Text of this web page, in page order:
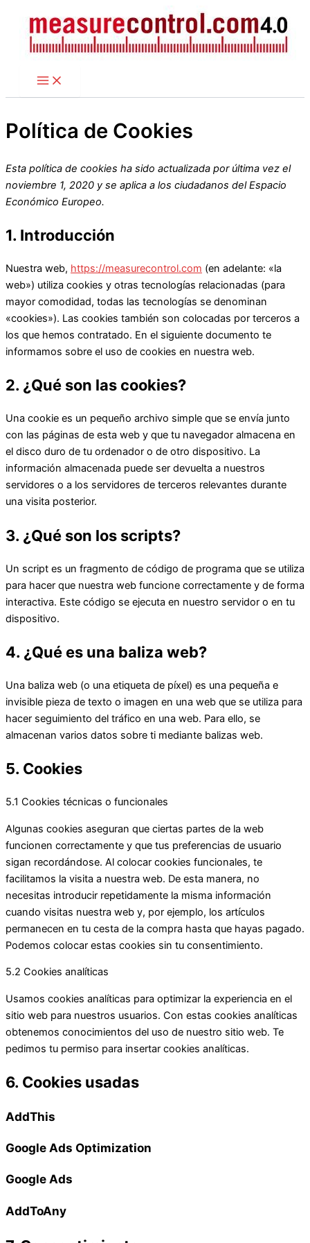
contenido
Política de Cookies
Esta política de cookies ha sido actualizada por última vez el
noviembre 1, 2020 y se aplica a los ciudadanos del Espacio
Económico Europeo.
1. Introducción
Nuestra web, https://measurecontrol.com (en adelante: «la
web») utiliza cookies y otras tecnologías relacionadas (para
mayor comodidad, todas las tecnologías se denominan
«cookies»). Las cookies también son colocadas por terceros a
los que hemos contratado. En el siguiente documento te
informamos sobre el uso de cookies en nuestra web.
2. ¿Qué son las cookies?
Una cookie es un pequeño archivo simple que se envía junto
con las páginas de esta web y que tu navegador almacena en
el disco duro de tu ordenador o de otro dispositivo. La
información almacenada puede ser devuelta a nuestros
servidores o a los servidores de terceros relevantes durante
una visita posterior.
3. ¿Qué son los scripts?
Un script es un fragmento de código de programa que se utiliza
para hacer que nuestra web funcione correctamente y de forma
interactiva. Este código se ejecuta en nuestro servidor o en tu
dispositivo.
4. ¿Qué es una baliza web?
Una baliza web (o una etiqueta de píxel) es una pequeña e
invisible pieza de texto o imagen en una web que se utiliza para
hacer seguimiento del tráfico en una web. Para ello, se
almacenan varios datos sobre ti mediante balizas web.
5. Cookies
5.1 Cookies técnicas o funcionales
Algunas cookies aseguran que ciertas partes de la web
funcionen correctamente y que tus preferencias de usuario
sigan recordándose. Al colocar cookies funcionales, te
facilitamos la visita a nuestra web. De esta manera, no
necesitas introducir repetidamente la misma información
cuando visitas nuestra web y, por ejemplo, los artículos
permanecen en tu cesta de la compra hasta que hayas pagado.
Podemos colocar estas cookies sin tu consentimiento.
5.2 Cookies analíticas
Usamos cookies analíticas para optimizar la experiencia en el
sitio web para nuestros usuarios. Con estas cookies analíticas
obtenemos conocimientos del uso de nuestro sitio web. Te
pedimos tu permiso para insertar cookies analíticas.
6. Cookies usadas
AddThis
Google Ads Optimization
Google Ads
AddToAny